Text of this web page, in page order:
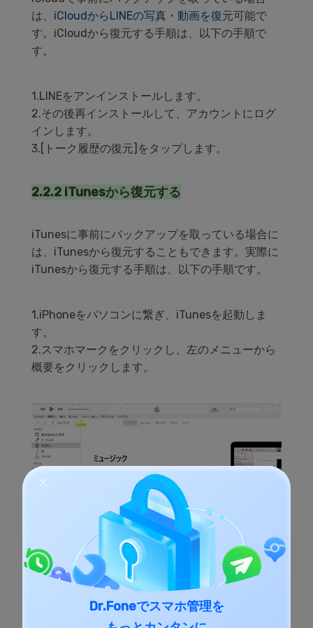
Dr.Foneでスマホ管理を
は、 iCloudからLINEの写真・動画を復元可能で
す。iCloudから復元する手順は、以下の手順で
す。
1.LINEをアンインストールします。
2.その後再インストールして、アカウントにログ
インします。
3.[トーク履歴の復元]をタップします。
2.2.2 iTunesから復元する
iTunesに事前にバックアップを取っている場合に
は、iTunesから復元することもできます。実際に
iTunesから復元する手順は、以下の手順です。
1.iPhoneをパソコンに繋ぎ、iTunesを起動しま
す。
2.スマホマークをクリックし、左のメニューから
概要をクリックします。